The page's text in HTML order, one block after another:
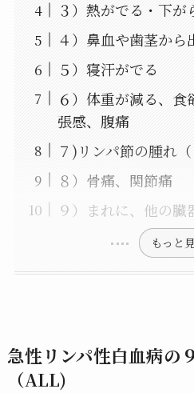
３）熱がでる・下が
４）鼻血や歯茎から
５）寝汗がでる
６）体重が減る、
張感、腹痛
７)リンパ節の腫れ（
８）骨痛、関節痛
９）まれに、他の臓
もっと
急性リンパ性白血病の
（ALL)